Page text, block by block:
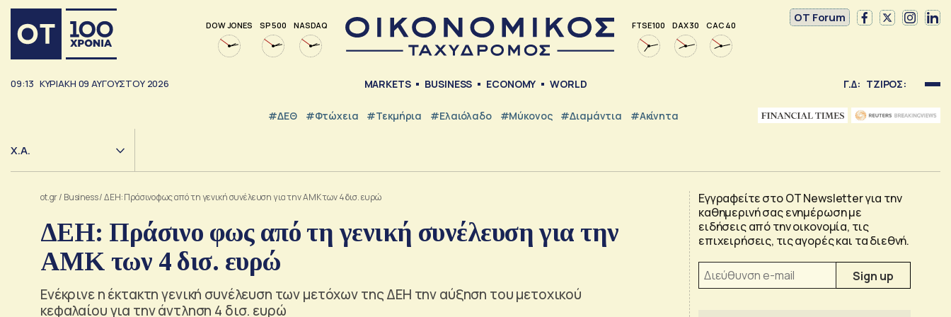
DOW JONES SP 500 NASDAQ FTSE 100 DAX 30 CAC 40
OT Forum
09:13 ΚΥΡΙΑΚΗ 09 ΑΥΓΟΥΣΤΟΥ 2026 MARKETS BUSINESS ECONOMY WORLD Γ.Δ: ΤΖΙΡΟΣ:
#ΔΕΘ #Φτώχεια #Τεκμήρια #Ελαιόλαδο #Μύκονος #Διαμάντια #Ακίνητα
Χ.Α.
ot.gr/ Business/ΔΕΗ: Πράσινο φως από τη γενική συνέλευση για την ΑΜΚ των 4 δισ. ευρώ
ΔΕΗ: Πράσινο φως από τη γενική συνέλευση για την
ΑΜΚ των 4 δισ. ευρώ
Ενέκρινε η έκτακτη γενική συνέλευση των μετόχων της ΔΕΗ την αύξηση του μετοχικού
κεφαλαίου για την άντληση 4 δισ. ευρώ
Εγγραφείτε στο OT Newsletter για την
καθημερινή σας ενημέρωση με
ειδήσεις από την οικονομία, τις
επιχειρήσεις, τις αγορές και τα διεθνή.